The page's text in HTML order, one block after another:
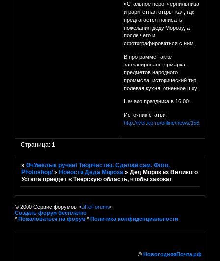
«Стальное перо, чернильница
и раритетная открытка», где
предлагается написать
пожелания деду Морозу, а
после чего и
сфотографироваться с ним.
В программе также
запланированы ярмарка
предметов народного
промысла, исторический тир,
полевая кухня, огненное шоу.
Начало праздника в 16.00.
Источник статьи:
http://tver.kp.ru/online/news/1566634/
Страница:1
»ОчУмелые ручки! Творчество. Сделай сам. Фото.
Photoshop/ »Новости Деда Мороза »Дед Мороз из Великого
Устюга приедет в Тверскую область, чтобы заковат
© 2000 Сервис форумов «LiFeForums»
Создать форум бесплатно
* Пожаловаться на форум * Политика конфиденциальности
© НовогодняяПочта.рф